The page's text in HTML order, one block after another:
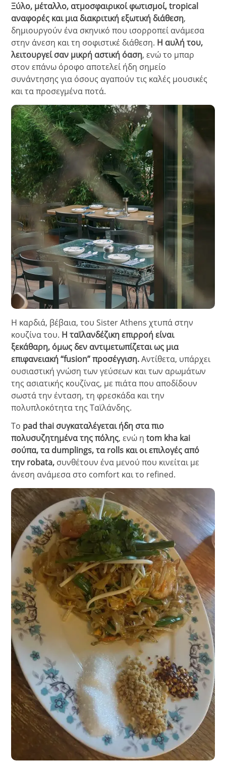
Ξύλο, μέταλλο, ατμοσφαιρικοί φωτισμοί, tropical
αναφορές και μια διακριτική εξωτική διάθεση,
δημιουργούν ένα σκηνικό που ισορροπεί ανάμεσα
στην άνεση και τη σοφιστικέ διάθεση. Η αυλή του,
λειτουργεί σαν μικρή αστική όαση, ενώ το μπαρ
στον επάνω όροφο αποτελεί ήδη σημείο
συνάντησης για όσους αγαπούν τις καλές μουσικές
και τα προσεγμένα ποτά.
Η καρδιά, βέβαια, του Sister Athens χτυπά στην
κουζίνα του. Η ταϊλανδέζικη επιρροή είναι
ξεκάθαρη, όμως δεν αντιμετωπίζεται ως μια
επιφανειακή “fusion” προσέγγιση.Αντίθετα, υπάρχει
ουσιαστική γνώση των γεύσεων και των αρωμάτων
της ασιατικής κουζίνας, με πιάτα που αποδίδουν
σωστά την ένταση, τη φρεσκάδα και την
πολυπλοκότητα της Ταϊλάνδης.
Το pad thai συγκαταλέγεται ήδη στα πιο
πολυσυζητημένα της πόλης, ενώ ηtom kha kai
σούπα, τα dumplings, τα rolls και οι επιλογές από
την robata, συνθέτουν ένα μενού που κινείται με
άνεση ανάμεσα στο comfort και το refined.